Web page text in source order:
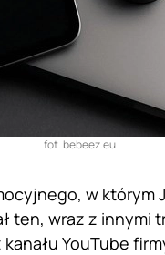
fot. bebeez.eu
w którym
ten, wraz z innymi
YouTube